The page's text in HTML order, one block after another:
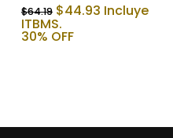
$64.19 El
precio
original
$44.93El
precio
Incluye
ITBMS.
30% OFF